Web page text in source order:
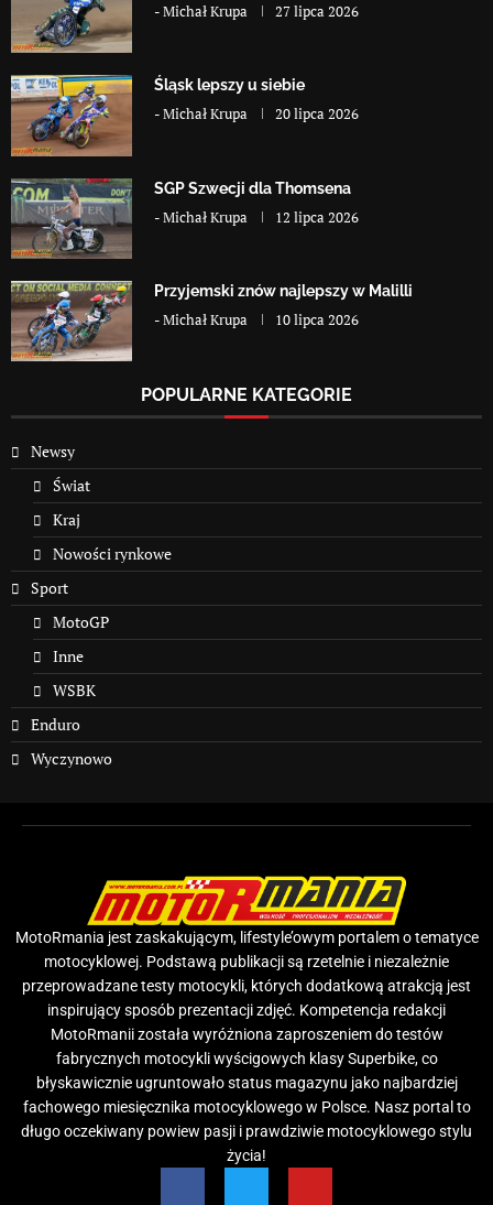
-Michał Krupa 27 lipca 2026
Śląsk lepszy u siebie
-Michał Krupa 20 lipca 2026
SGP Szwecji dla Thomsena
-Michał Krupa 12 lipca 2026
Przyjemski znów najlepszy w Malilli
-Michał Krupa 10 lipca 2026
POPULARNE KATEGORIE
Newsy
Świat
Kraj
Nowości rynkowe
Sport
MotoGP
Inne
WSBK
Enduro
Wyczynowo
MotoRmania jest zaskakującym, lifestyle’owym portalem o tematyce
motocyklowej. Podstawą publikacji są rzetelnie i niezależnie
przeprowadzane testy motocykli, których dodatkową atrakcją jest
inspirujący sposób prezentacji zdjęć. Kompetencja redakcji
MotoRmanii została wyróżniona zaproszeniem do testów
fabrycznych motocykli wyścigowych klasy Superbike, co
błyskawicznie ugruntowało status magazynu jako najbardziej
fachowego miesięcznika motocyklowego w Polsce. Nasz portal to
długo oczekiwany powiew pasji i prawdziwie motocyklowego stylu
życia!